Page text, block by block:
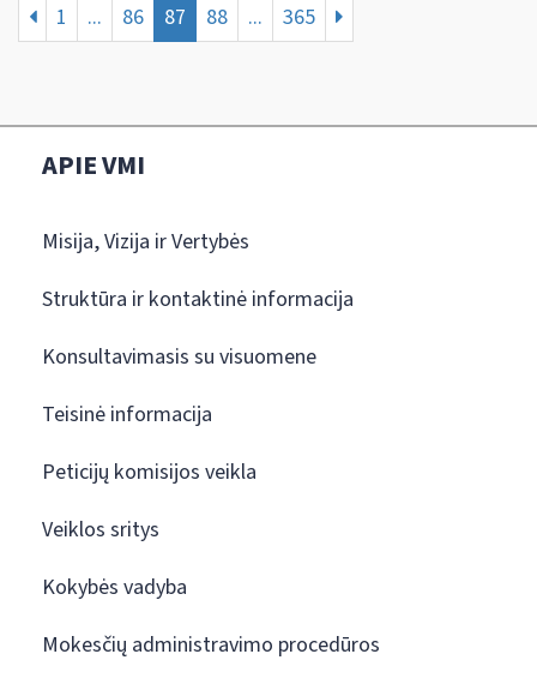
1 ... 86 87 88 ... 365
APIE VMI
Misija, Vizija ir Vertybės
Struktūra ir kontaktinė informacija
Konsultavimasis su visuomene
Teisinė informacija
Peticijų komisijos veikla
Veiklos sritys
Kokybės vadyba
Mokesčių administravimo procedūros